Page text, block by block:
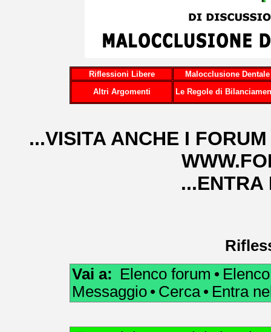
Riflessioni Libere
Malocclusione Dentale
Altri Argomenti
Le Regole di
...VISITA ANCHE I
...ENTRA
Vai a: Elenco forum •
Messaggio • Cerca • Entra